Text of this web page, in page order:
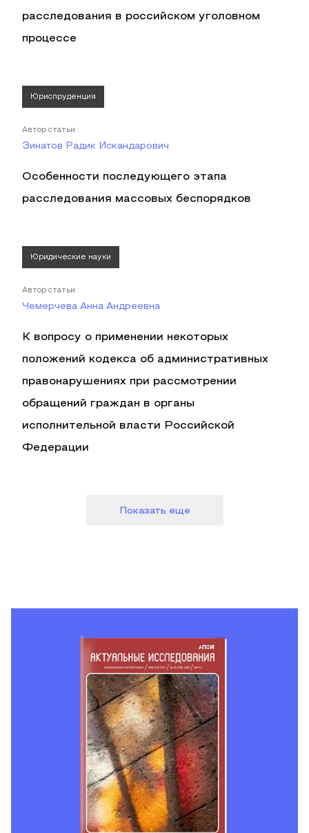
расследования в российском уголовном
процессе
Юриспруденция
Автор статьи
Зинатов Радик Искандарович
Особенности последующего этапа
расследования массовых беспорядков
Юридические науки
Автор статьи
Чемерчева Анна Андреевна
К вопросу о применении некоторых
положений кодекса об административных
правонарушениях при рассмотрении
обращений граждан в органы
исполнительной власти Российской
Федерации
Показать еще